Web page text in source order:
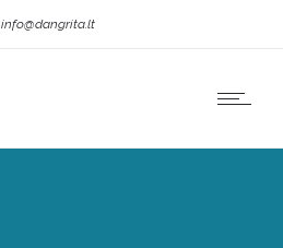
info@dangrita.lt